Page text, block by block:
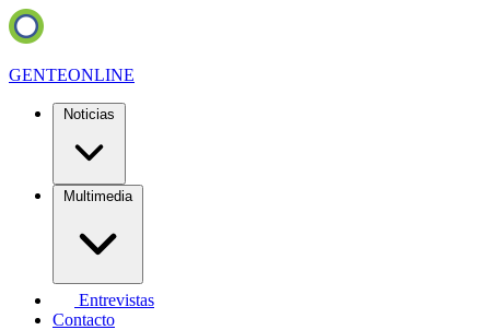
GENTEONLINE
Noticias
Multimedia
Entrevistas
Contacto